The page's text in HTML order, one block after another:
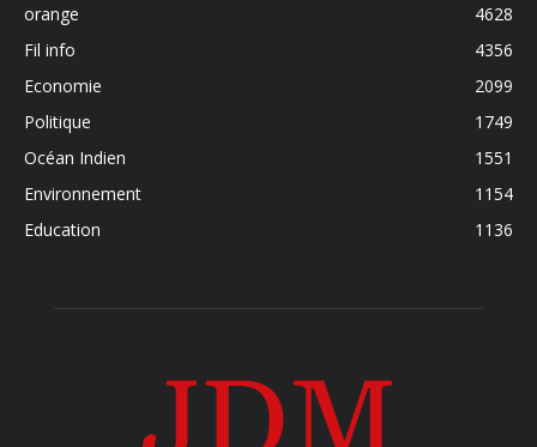
orange
4628
Fil info
4356
Economie
2099
Politique
1749
Océan Indien
1551
Environnement
1154
Education
1136